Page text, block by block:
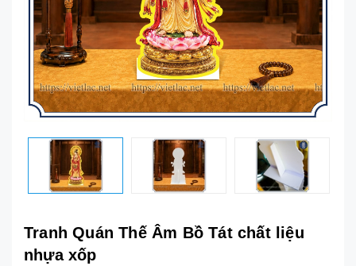
Tranh Quán Thế Âm Bồ Tát chất liệu
nhựa xốp